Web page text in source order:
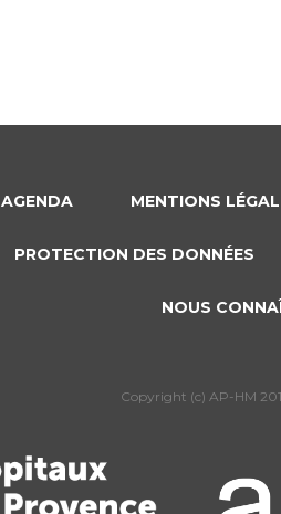
AGENDA MENTIONS
PROTECTION DES DONNÉES
NOUS
Copyright (c) AP-HM